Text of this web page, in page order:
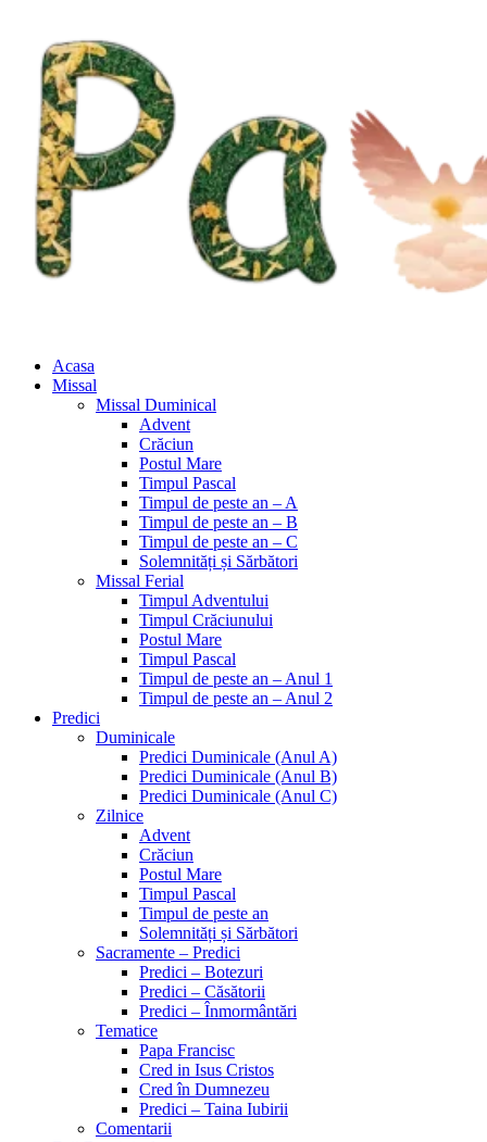
Acasa
Missal
Missal Duminical
Advent
Crăciun
Postul Mare
Timpul Pascal
Timpul de peste an – A
Timpul de peste an – B
Timpul de peste an – C
Solemnități și Sărbători
Missal Ferial
Timpul Adventului
Timpul Crăciunului
Postul Mare
Timpul Pascal
Timpul de peste an – Anul 1
Timpul de peste an – Anul 2
Predici
Duminicale
Predici Duminicale (Anul A)
Predici Duminicale (Anul B)
Predici Duminicale (Anul C)
Zilnice
Advent
Crăciun
Postul Mare
Timpul Pascal
Timpul de peste an
Solemnități și Sărbători
Sacramente – Predici
Predici – Botezuri
Predici – Căsătorii
Predici – Înmormântări
Tematice
Papa Francisc
Cred in Isus Cristos
Cred în Dumnezeu
Predici – Taina Iubirii
Comentarii